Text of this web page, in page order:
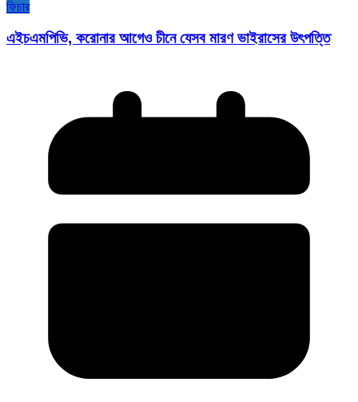
ফিচার
এইচএমপিভি, করোনার আগেও চীনে যেসব মারণ ভাইরাসের উৎপত্তি